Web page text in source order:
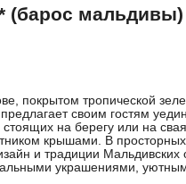
(барос мальдивы)
покрытом тропической
своим гостям
на берегу или на
крышами. В
и традиции Мальдивских
украшениями,